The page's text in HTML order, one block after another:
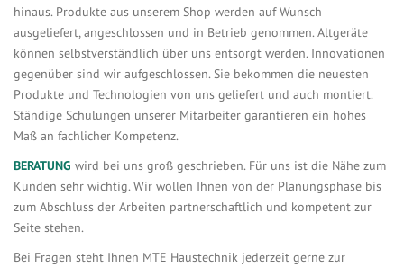
hinaus. Produkte aus unserem Shop werden auf Wunsch
ausgeliefert, angeschlossen und in Betrieb genommen. Altgeräte
können selbstverständlich über uns entsorgt werden. Innovationen
gegenüber sind wir aufgeschlossen. Sie bekommen die neuesten
Produkte und Technologien von uns geliefert und auch montiert.
Ständige Schulungen unserer Mitarbeiter garantieren ein hohes
Maß an fachlicher Kompetenz.
BERATUNG wird bei uns groß geschrieben. Für uns ist die Nähe zum
Kunden sehr wichtig. Wir wollen Ihnen von der Planungsphase bis
zum Abschluss der Arbeiten partnerschaftlich und kompetent zur
Seite stehen.
Bei Fragen steht Ihnen MTE Haustechnik jederzeit gerne zur